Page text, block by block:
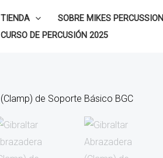
TIENDA SOBRE MIKES PERCUSSION
CURSO DE PERCUSIÓN 2025